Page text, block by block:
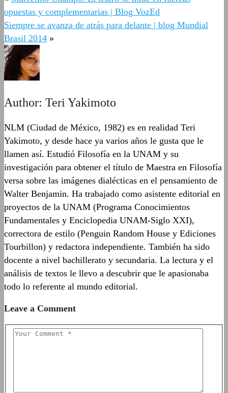
opuestas y complementarias | Blog VozEd
Siempre se avanza de atrás para delante | blog Mundial
Brasil 2014 »
Author: Teri Yakimoto
NLM (Ciudad de México, 1982) es en realidad Teri
Yakimoto, y desde hace ya varios años le gusta que le
llamen así. Estudió Filosofía en la UNAM y su
investigación para obtener el título de Maestra en Filosofía
versa sobre las imágenes dialécticas en el pensamiento de
Walter Benjamin. Ha trabajado como asistente editorial en
proyectos de la UNAM (Programa Conocimientos
Fundamentales y Enciclopedia UNAM-Siglo XXI),
correctora de estilo (Penguin Random House y Ediciones
Tourbillon) y redactora independiente. También ha sido
docente a nivel bachillerato y secundaria. La lectura y el
análisis de textos le llevo a descubrir que le apasionaba
todo lo referente al mundo editorial.
Leave a Comment